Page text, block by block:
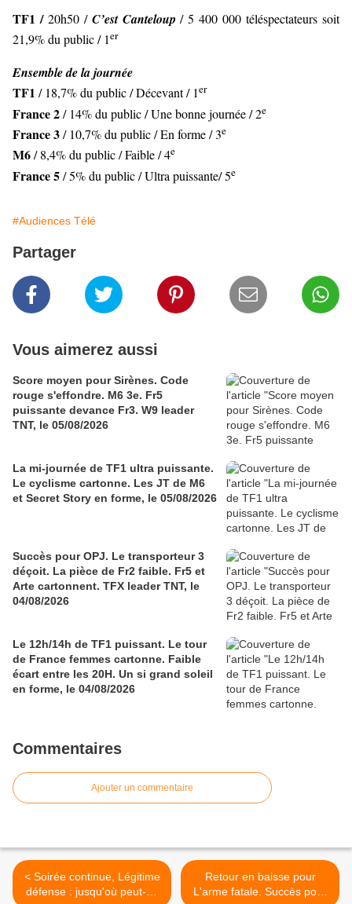
TF1 / 20h50 / C’est Canteloup / 5 400 000 téléspectateurs soit
21,9% du public / 1er
Ensemble de la journée
TF1 / 18,7% du public / Décevant / 1er
France 2/ 14% du public / Une bonne journée / 2e
France 3/ 10,7% du public / En forme / 3e
M6/ 8,4% du public / Faible / 4e
France 5/ 5% du public / Ultra puissante/ 5e
#Audiences Télé
Partager
Vous aimerez aussi
Score moyen pour Sirènes. Code
rouge s'effondre. M6 3e. Fr5
puissante devance Fr3. W9 leader
TNT, le 05/08/2026
La mi-journée de TF1 ultra puissante.
Le cyclisme cartonne. Les JT de M6
et Secret Story en forme, le 05/08/2026
Succès pour OPJ. Le transporteur 3
déçoit. La pièce de Fr2 faible. Fr5 et
Arte cartonnent. TFX leader TNT, le
04/08/2026
Le 12h/14h de TF1 puissant. Le tour
de France femmes cartonne. Faible
écart entre les 20H. Un si grand soleil
en forme, le 04/08/2026
Commentaires
Ajouter un commentaire
< Soirée continue, Légitime
défense : jusqu'où peut-on
Retour en baisse pour
L'arme fatale. Succès pour